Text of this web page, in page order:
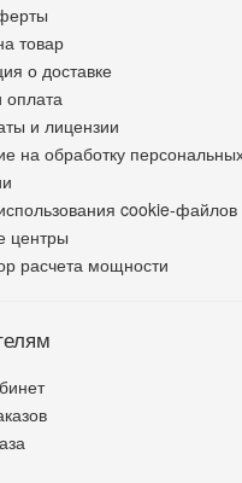
товар
о доставке
оплата
и лицензии
на обработку
cookie-файлов
центры
расчета мощности